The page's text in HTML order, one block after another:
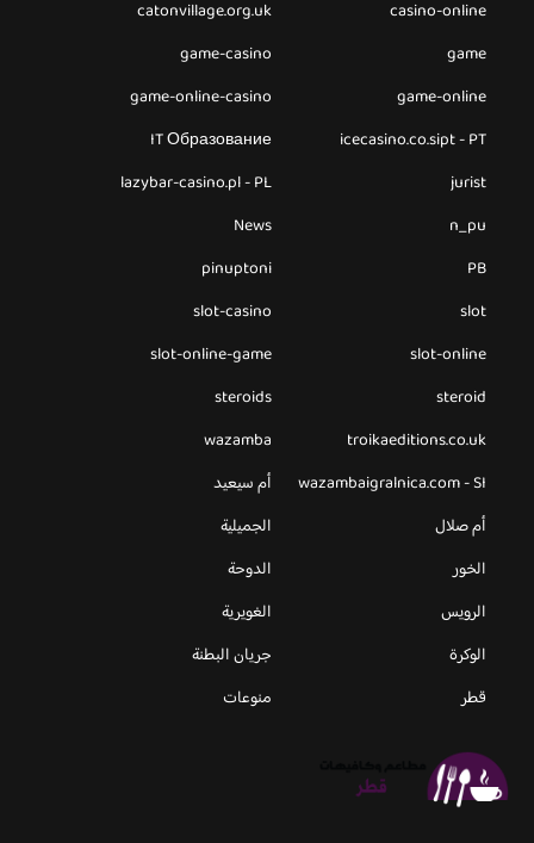
casino-online
catonvillage.org.uk
game
game-casino
game-online
game-online-casino
icecasino.co.sipt - PT
IT Образование
jurist
lazybar-casino.pl - PL
n_pu
News
PB
pinuptoni
slot
slot-casino
slot-online
slot-online-game
steroid
steroids
troikaeditions.co.uk
wazamba
wazambaigralnica.com - SI
أم سيعيد
أم صلال
الجميلية
الخور
الدوحة
الرويس
الغويرية
الوكرة
جريان البطنة
قطر
منوعات